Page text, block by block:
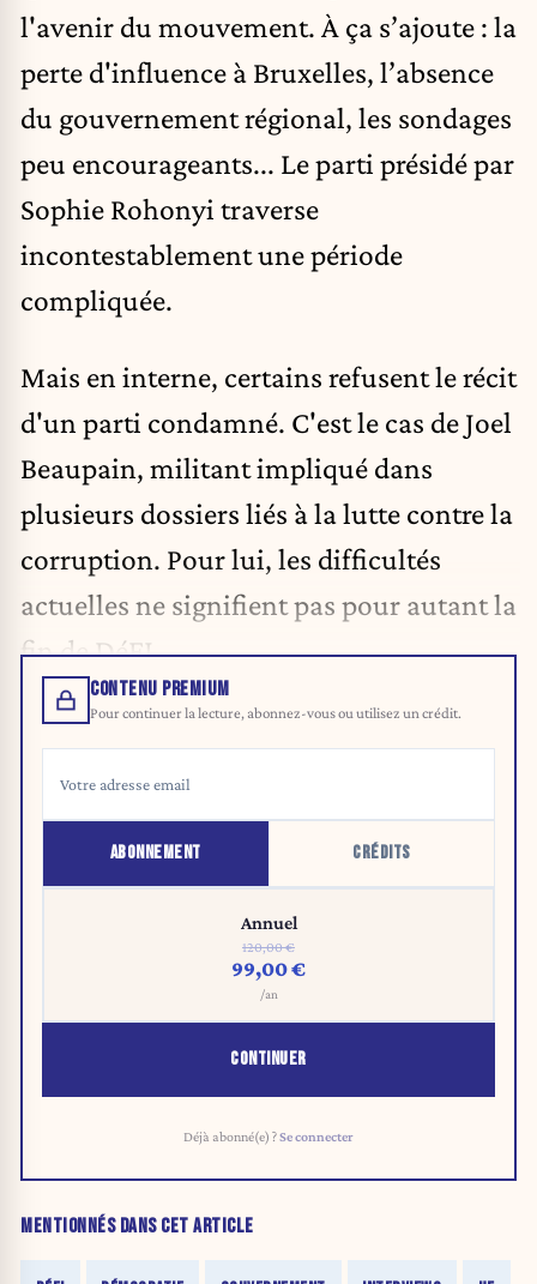
l'avenir du mouvement. À ça s’ajoute : la
perte d'influence à Bruxelles, l’absence
du gouvernement régional, les sondages
peu encourageants... Le parti présidé par
Sophie Rohonyi traverse
incontestablement une période
compliquée.
Mais en interne, certains refusent le récit
d'un parti condamné. C'est le cas de Joel
Beaupain, militant impliqué dans
plusieurs dossiers liés à la lutte contre la
corruption. Pour lui, les difficultés
actuelles ne signifient pas pour autant la
fin de DéFI.
CONTENU PREMIUM
Pour continuer la lecture, abonnez-vous ou utilisez un crédit.
ABONNEMENT CRÉDITS
Annuel
120,00 €
99,00 €
/an
CONTINUER
Déjà abonné(e) ?Se connecter
MENTIONNÉS DANS CET ARTICLE